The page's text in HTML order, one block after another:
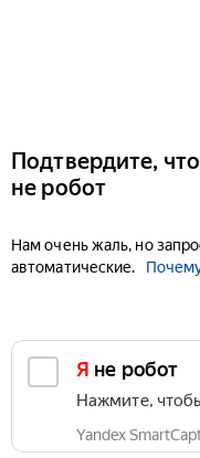
Подтвердите,
не робот
Нам очень жаль, но
автоматические.
Я не робот
Нажмите,
Yandex